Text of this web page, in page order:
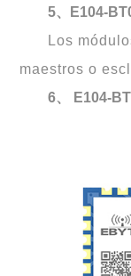
5、E104-
Los
maestros o
6、
E104-